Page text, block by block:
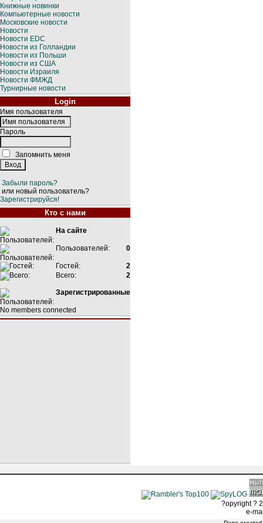
Книжные новинки
Компьютерные новости
Московские новости
Новости
Новости EDC
Новости из Голландии
Новости из Польши
Новости из США
Новости Израиля
Новости ФМЖД
Турнирные новости
Login
Имя пользователя
Пароль
Запомнить меня
Забыли пароль?
или новый пользователь?
Зарегистрируйся!
Кто с нами
На сайте
Пользователей: 0
Гостей:
2
Всего:
2
Зарегистрированные
No members connected
?opyright ?
e-